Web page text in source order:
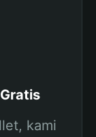
kami